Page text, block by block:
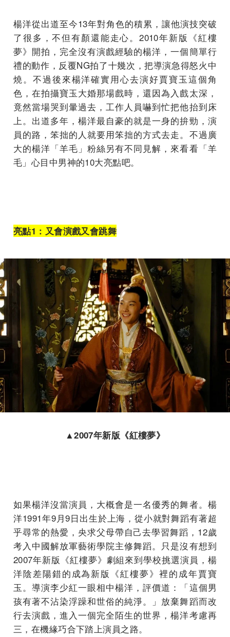
楊洋從出道至今13年對角色的積累，讓他演技突破
了很多，不但有顏還能走心。2010年新版《紅樓
夢》開拍，完全沒有演戲經驗的楊洋，一個簡單行
禮的動作，反覆NG拍了十幾次，把導演急得怒火中
燒。不過後來楊洋確實用心去演好賈寶玉這個角
色，在拍攝寶玉大婚那場戲時，還因為入戲太深，
竟然當場哭到暈過去，工作人員嚇到忙把他抬到床
上。出道多年，楊洋最自豪的就是一身的拚勁，演
員的路，笨拙的人就要用笨拙的方式去走。不過廣
大的楊洋「羊毛」粉絲另有不同見解，來看看「羊
毛」心目中男神的10大亮點吧。
亮點1 ：又會演戲又會跳舞
▲2007年新版《紅樓夢》
如果楊洋沒當演員，大概會是一名優秀的舞者。楊
洋1991年9月9日出生於上海，從小就對舞蹈有著超
乎尋常的熱愛，央求父母帶自己去學習舞蹈，12歲
考入中國解放軍藝術學院主修舞蹈。只是沒有想到
2007年新版《紅樓夢》劇組來到學校挑選演員，楊
洋陰差陽錯的成為新版《紅樓夢》裡的成年賈寶
玉。導演李少紅一眼相中楊洋，評價道：「這個男
孩有著不沾染浮躁和世俗的純淨。」放棄舞蹈而改
行去演戲，進入一個完全陌生的世界，楊洋考慮再
三，在機緣巧合下踏上演員之路。